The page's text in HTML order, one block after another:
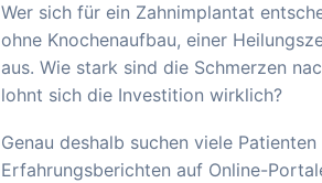
Wer sich für ein Zahnimplantat
ohne Knochenaufbau, einer
aus. Wie stark sind die Schmerzen
lohnt sich die Investition wirklich?
Genau deshalb suchen viele
Erfahrungsberichten auf Online-